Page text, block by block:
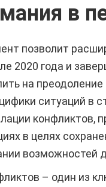
в
позволит
2020 года и
на
ситуаций в
конфликтов,
в целях
– один из